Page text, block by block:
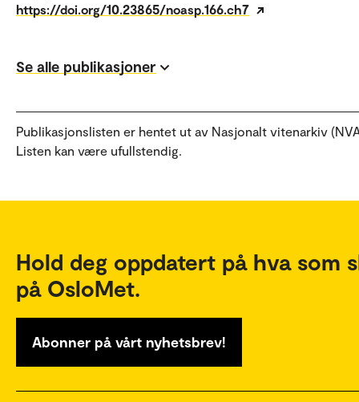
https://doi.org/10.23865/noasp.166.ch7
Se alle publikasjoner
Publikasjonslisten er hentet ut av Nasjonalt vitenarkiv
Listen kan være ufullstendig.
Hold deg oppdatert på hva som
på OsloMet.
Abonner på vårt nyhetsbrev!